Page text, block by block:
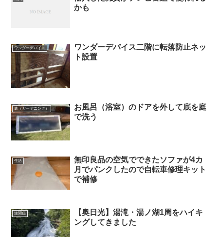
かも
ワンダーデバイス
ワンダーデバイス二階に転落防止ネッ
ト設置
庭（ガーデニング）
お風呂（浴室）のドアを外して底を庭
で洗う
生活
無印良品の空気でできたソファが4カ
月でパンクしたので自転車修理キット
で補修
旅関係
【奥日光】湯滝・湯ノ湖1周をハイキ
ングしてきました